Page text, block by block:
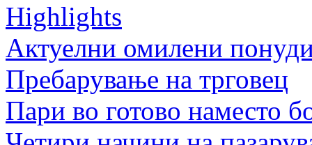
Highlights
Актуелни омилени
Пребарување на трговец
Пари во готово наместо